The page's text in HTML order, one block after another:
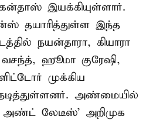
இயக்கியுள்ளார்.
தயாரித்துள்ள இந்த
நயன்தாரா, கியாரா
ஹூமா குரேஷி,
முக்கிய
நடித்துள்ளனர். அண்மையில்
லேடீஸ்' அறிமுக